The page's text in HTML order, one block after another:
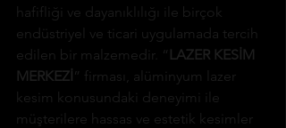
hafifliği ve dayanıklılığı ile birçok
endüstriyel ve ticari uygulamada tercih
edilen bir malzemedir. “ LAZER KESİM
MERKEZİ ” firması, alüminyum lazer
kesim konusundaki deneyimi ile
müşterilere hassas ve estetik kesimler